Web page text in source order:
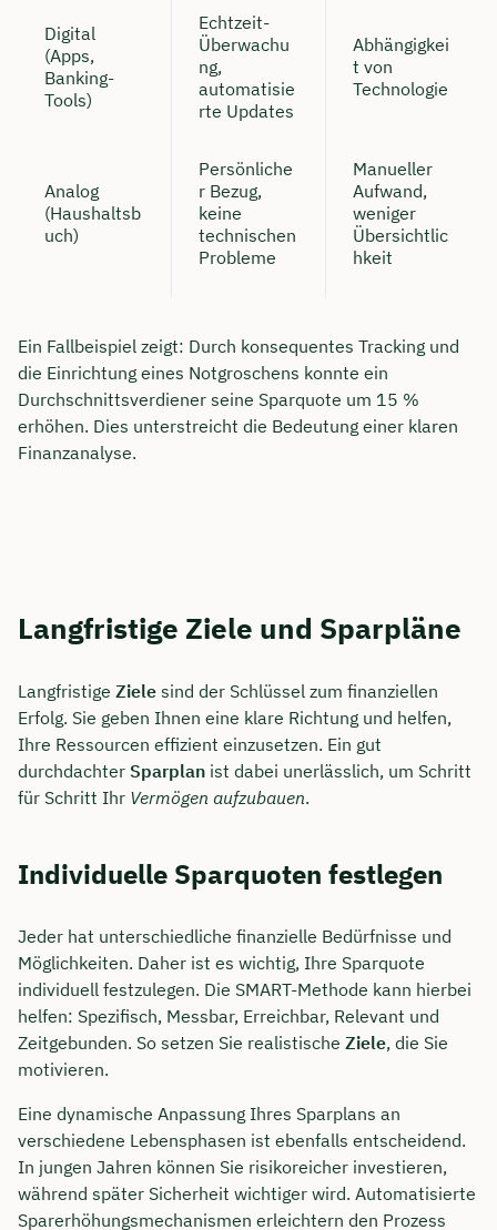
Digital
(Apps,
Banking-
Tools)
Echtzeit-
Überwachu
ng,
automatisie
rte Updates
Abhängigkei
t von
Technologie
Analog
(Haushaltsb
uch)
Persönliche
r Bezug,
keine
technischen
Probleme
Manueller
Aufwand,
weniger
Übersichtlic
hkeit
Ein Fallbeispiel zeigt: Durch konsequentes Tracking und
die Einrichtung eines Notgroschens konnte ein
Durchschnittsverdiener seine Sparquote um 15 %
erhöhen. Dies unterstreicht die Bedeutung einer klaren
Finanzanalyse.
Langfristige Ziele und Sparpläne
Langfristige Ziele sind der Schlüssel zum finanziellen
Erfolg. Sie geben Ihnen eine klare Richtung und helfen,
Ihre Ressourcen effizient einzusetzen. Ein gut
durchdachter Sparplan ist dabei unerlässlich, um Schritt
für Schritt Ihr Vermögen aufzubauen.
Individuelle Sparquoten festlegen
Jeder hat unterschiedliche finanzielle Bedürfnisse und
Möglichkeiten. Daher ist es wichtig, Ihre Sparquote
individuell festzulegen. Die SMART-Methode kann hierbei
helfen: Spezifisch, Messbar, Erreichbar, Relevant und
Zeitgebunden. So setzen Sie realistische Ziele, die Sie
motivieren.
Eine dynamische Anpassung Ihres Sparplans an
verschiedene Lebensphasen ist ebenfalls entscheidend.
In jungen Jahren können Sie risikoreicher investieren,
während später Sicherheit wichtiger wird. Automatisierte
Sparerhöhungsmechanismen erleichtern den Prozess